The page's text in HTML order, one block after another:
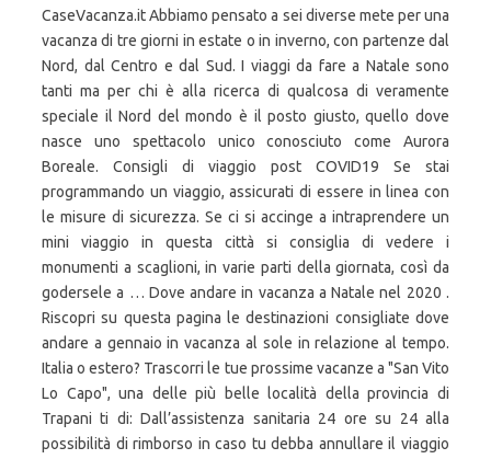
CaseVacanza.it Abbiamo pensato a sei diverse mete per una
vacanza di tre giorni in estate o in inverno, con partenze dal
Nord, dal Centro e dal Sud. I viaggi da fare a Natale sono
tanti ma per chi è alla ricerca di qualcosa di veramente
speciale il Nord del mondo è il posto giusto, quello dove
nasce uno spettacolo unico conosciuto come Aurora
Boreale. Consigli di viaggio post COVID19 Se stai
programmando un viaggio, assicurati di essere in linea con
le misure di sicurezza. Se ci si accinge a intraprendere un
mini viaggio in questa città si consiglia di vedere i
monumenti a scaglioni, in varie parti della giornata, così da
godersele a … Dove andare in vacanza a Natale nel 2020 .
Riscopri su questa pagina le destinazioni consigliate dove
andare a gennaio in vacanza al sole in relazione al tempo.
Italia o estero? Trascorri le tue prossime vacanze a "San Vito
Lo Capo", una delle più belle località della provincia di
Trapani ti di: Dall’assistenza sanitaria 24 ore su 24 alla
possibilità di rimborso in caso tu debba annullare il viaggio